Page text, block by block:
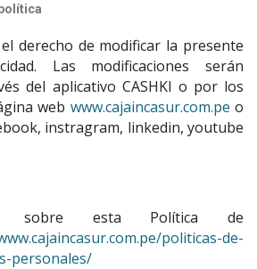
derecho de modificar la presente
Las modificaciones serán
del aplicativo CASHKI o por los
web www.cajaincasur.com.pe o
instragram, linkedin, youtube
sobre esta Política de
politicas-de-
personales/